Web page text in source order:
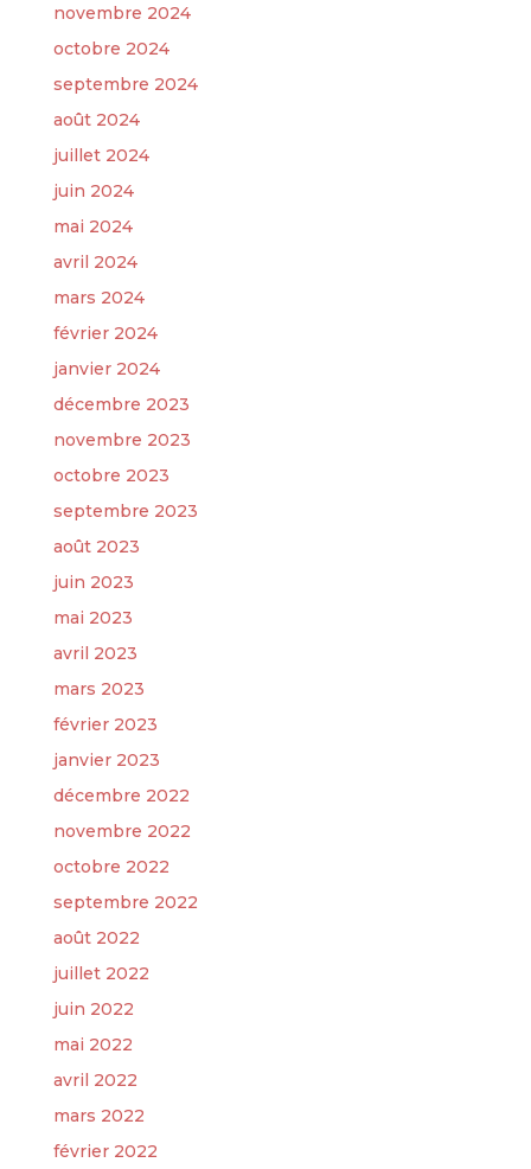
novembre 2024
octobre 2024
septembre 2024
août 2024
juillet 2024
juin 2024
mai 2024
avril 2024
mars 2024
février 2024
janvier 2024
décembre 2023
novembre 2023
octobre 2023
septembre 2023
août 2023
juin 2023
mai 2023
avril 2023
mars 2023
février 2023
janvier 2023
décembre 2022
novembre 2022
octobre 2022
septembre 2022
août 2022
juillet 2022
juin 2022
mai 2022
avril 2022
mars 2022
février 2022